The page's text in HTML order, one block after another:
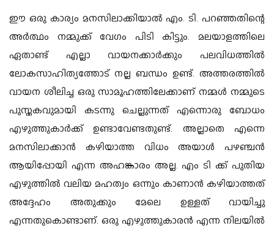
ഈ ഒരു കാര്യം മനസിലാക്കിയാല്‍ എം. ടി. പറഞ്ഞതിന്റെ
അര്‍ത്ഥം നമ്മുക്ക് വേഗം പിടി കിട്ടും. മലയാളത്തിലെ
ഏതാണ്ട് എല്ലാ വായനക്കാര്‍ക്കും പലവിധത്തില്‍
ലോകസാഹിത്യത്തോട് നല്ല ബന്ധം ഉണ്ട്. അത്തരത്തില്‍
വായന ശീലിച്ച ഒരു സാമൂഹത്തിലേക്കാണ് നമ്മള്‍ നമ്മുടെ
പുസ്തകവുമായി കടന്നു ചെല്ലുന്നത് എന്നൊരു ബോധം
എഴുത്തുകാര്‍ക്ക് ഉണ്ടാവേണ്ടതുണ്ട്. അല്ലാതെ എന്നെ
മനസിലാക്കാന്‍ കഴിയാത്ത വിധം അയാള്‍ പഴഞ്ചന്‍
ആയിപ്പോയി എന്ന അഹങ്കാരം അല്ല. എം ടി ക്ക് പുതിയ
എഴുത്തില്‍ വലിയ മഹത്വം ഒന്നും കാണാന്‍ കഴിയാത്തത്
അദ്ദേഹം അതുക്കും മേലെ ഉള്ളത് വായിച്ചു
എന്നതുകൊണ്ടാണ്. ഒരു എഴുത്തുകാരന്‍ എന്ന നിലയില്‍